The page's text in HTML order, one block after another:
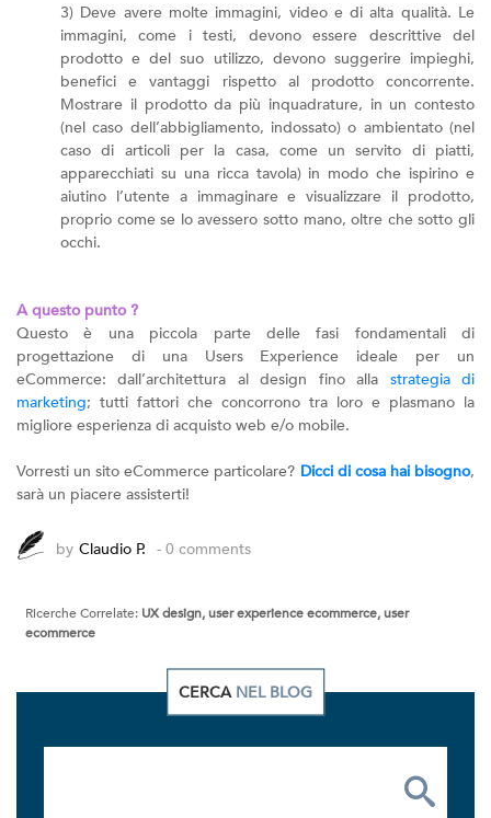
3) Deve avere molte immagini, video e di alta qualità. Le
immagini, come i testi, devono essere descrittive del
prodotto e del suo utilizzo, devono suggerire impieghi,
benefici e vantaggi rispetto al prodotto concorrente.
Mostrare il prodotto da più inquadrature, in un contesto
(nel caso dell’abbigliamento, indossato) o ambientato (nel
caso di articoli per la casa, come un servito di piatti,
apparecchiati su una ricca tavola) in modo che ispirino e
aiutino l’utente a immaginare e visualizzare il prodotto,
proprio come se lo avessero sotto mano, oltre che sotto gli
occhi.
A questo punto ?
Questo è una piccola parte delle fasi fondamentali di
progettazione di una Users Experience ideale per un
eCommerce: dall’architettura al design fino alla strategia di
marketing; tutti fattori che concorrono tra loro e plasmano la
migliore esperienza di acquisto web e/o mobile.
Vorresti un sito eCommerce particolare? Dicci di cosa hai bisogno,
sarà un piacere assisterti!
by Claudio P. - 0 comments
Ricerche Correlate: UX design, user experience ecommerce, user
ecommerce
CERCA NEL BLOG